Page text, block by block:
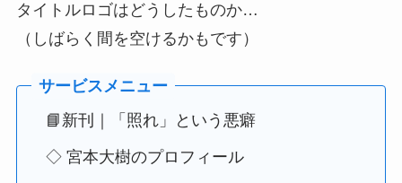
タイトルロゴはどうしたものか…
（しばらく間を空けるかもです）
📘新刊｜「照れ」という悪癖
◇ 宮本大樹のプロフィール